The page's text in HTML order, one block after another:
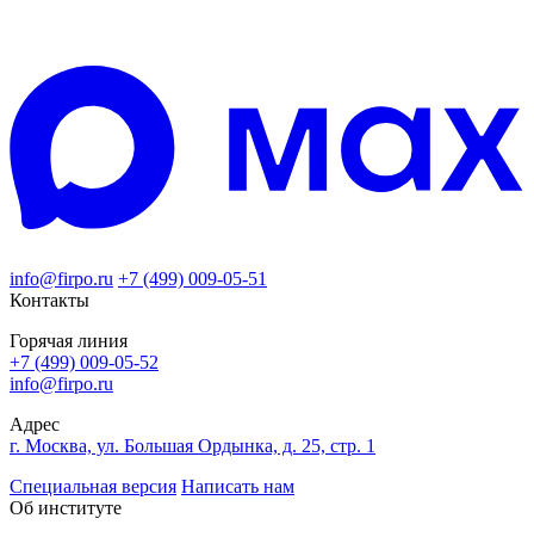
info@firpo.ru +7 (499) 009-05-51
Контакты
Горячая линия
+7 (499) 009-05-52
info@firpo.ru
Адрес
г. Москва, ул. Большая Ордынка, д. 25, стр. 1
Специальная версия Написать нам
Об институте